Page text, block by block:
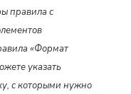
правила с
«Формат
указать
с которыми нужно